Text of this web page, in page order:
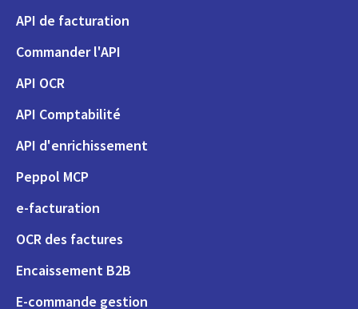
API de facturation
Commander l'API
API OCR
API Comptabilité
API d'enrichissement
Peppol MCP
e-facturation
OCR des factures
Encaissement B2B
E-commande gestion